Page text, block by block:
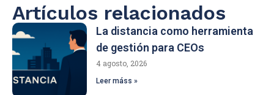
Artículos relacionados
La distancia como herramienta
de gestión para CEOs
4 agosto, 2026
Leer máss »